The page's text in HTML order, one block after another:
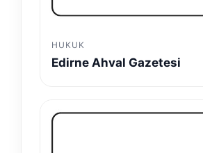
HUKUK
Edirne Ahval Gazetesi